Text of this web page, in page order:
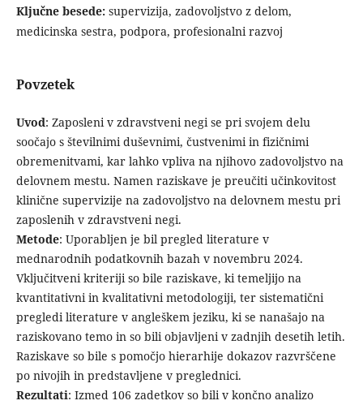
Ključne besede: supervizija, zadovoljstvo z delom,
medicinska sestra, podpora, profesionalni razvoj
Povzetek
Uvod: Zaposleni v zdravstveni negi se pri svojem delu
soočajo s številnimi duševnimi, čustvenimi in fizičnimi
obremenitvami, kar lahko vpliva na njihovo zadovoljstvo na
delovnem mestu. Namen raziskave je preučiti učinkovitost
klinične supervizije na zadovoljstvo na delovnem mestu pri
zaposlenih v zdravstveni negi.
Metode: Uporabljen je bil pregled literature v
mednarodnih podatkovnih bazah v novembru 2024.
Vključitveni kriteriji so bile raziskave, ki temeljijo na
kvantitativni in kvalitativni metodologiji, ter sistematični
pregledi literature v angleškem jeziku, ki se nanašajo na
raziskovano temo in so bili objavljeni v zadnjih desetih letih.
Raziskave so bile s pomočjo hierarhije dokazov razvrščene
po nivojih in predstavljene v preglednici.
Rezultati: Izmed 106 zadetkov so bili v končno analizo